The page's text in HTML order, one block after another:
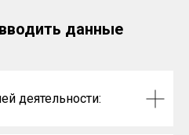
данные
деятельности: